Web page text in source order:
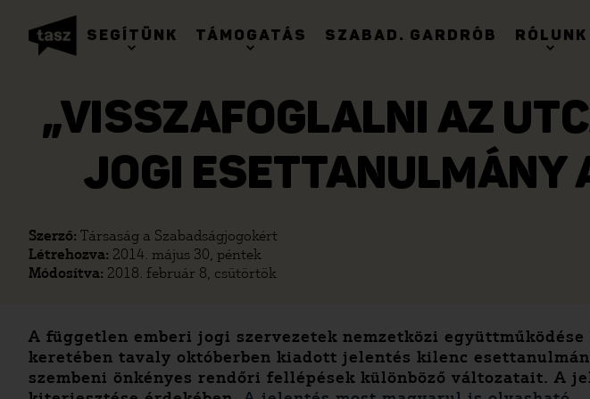
SEGÍTÜNK TÁMOGATÁS SZABAD. GARDRÓB RÓLUNK
„VISSZAFOGLALNI AZ
JOGI ESETTANULMÁNY
Szerző: Társaság a Szabadságjogokért
Létrehozva: 2014. május 30, péntek
Módosítva: 2018. február 8, csütörtök
A független emberi jogi szervezetek nemzetközi együttműködése
keretében tavaly októberben kiadott jelentés kilenc
szembeni önkényes rendőri fellépések különböző változatait. A